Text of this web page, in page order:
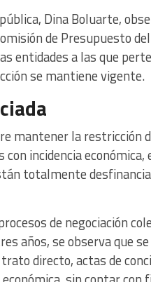
Dina Boluarte,
de Presupuesto del
entidades a las que
se mantiene vigente.
mantener la restricción
incidencia económica,
totalmente
de negociación
años, se observa que
directo, actas de